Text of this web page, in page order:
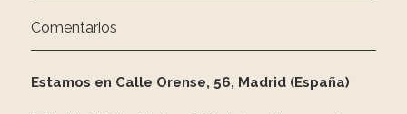
Comentarios
Estamos en Calle Orense, 56, Madrid (España)